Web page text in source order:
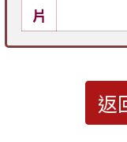
片
返